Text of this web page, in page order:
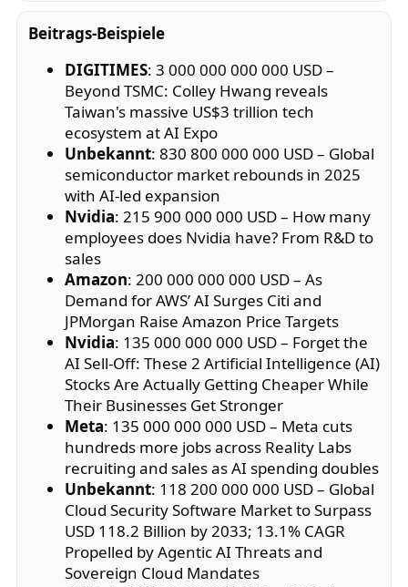
Beitrags-Beispiele
DIGITIMES: 3 000 000 000 000 USD –
Beyond TSMC: Colley Hwang reveals
Taiwan's massive US$3 trillion tech
ecosystem at AI Expo
Unbekannt: 830 800 000 000 USD – Global
semiconductor market rebounds in 2025
with AI-led expansion
Nvidia: 215 900 000 000 USD – How many
employees does Nvidia have? From R&D to
sales
Amazon: 200 000 000 000 USD – As
Demand for AWS’ AI Surges Citi and
JPMorgan Raise Amazon Price Targets
Nvidia: 135 000 000 000 USD – Forget the
AI Sell-Off: These 2 Artificial Intelligence (AI)
Stocks Are Actually Getting Cheaper While
Their Businesses Get Stronger
Meta: 135 000 000 000 USD – Meta cuts
hundreds more jobs across Reality Labs
recruiting and sales as AI spending doubles
Unbekannt: 118 200 000 000 USD – Global
Cloud Security Software Market to Surpass
USD 118.2 Billion by 2033; 13.1% CAGR
Propelled by Agentic AI Threats and
Sovereign Cloud Mandates